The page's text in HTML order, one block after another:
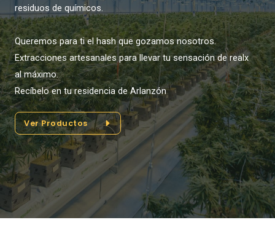
residuos de químicos.
Queremos para ti el hash que gozamos nosotros.
Extracciones artesanales para llevar tu sensación de realx
al máximo.
Recíbelo en tu residencia de Arlanzón
Ver Productos